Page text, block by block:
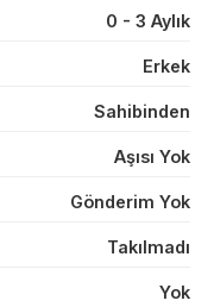
0 - 3 Aylık
Erkek
Sahibinden
Aşısı Yok
Gönderim Yok
Takılmadı
Yok